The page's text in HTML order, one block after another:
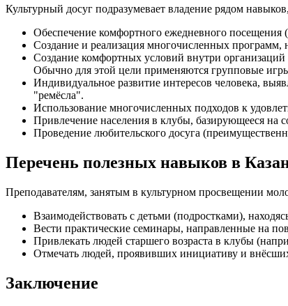
Культурный досуг подразумевает владение рядом
Обеспечение комфортного ежедневного
Создание и реализация многочисленных
Создание комфортных условий внутри
Обычно для этой цели применяются групповые
Индивидуальное развитие интересов человека,
"ремёсла".
Использование многочисленных подходов к
Привлечение населения в клубы, базирующееся на
Проведение любительского досуга
Перечень полезных навыков в
Преподавателям, занятым в культурном просвещении
Взаимодействовать с детьми (подростками),
Вести практические семинары, направленные на
Привлекать людей старшего возраста в клубы
Отмечать людей, проявивших инициативу и
Заключение